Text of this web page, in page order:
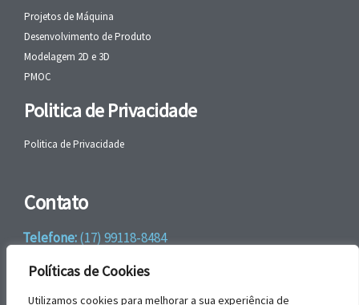
Políticas de Cookies
Utilizamos cookies para melhorar a sua experiência de
Projetos de Máquina
Desenvolvimento de Produto
Modelagem 2D e 3D
PMOC
Politica de Privacidade
Politica de Privacidade
Contato
Telefone:(17) 99118-8484
WhatsApp:+55 (17) 99118-8484
email:faleconosco@gbrengenharia.com